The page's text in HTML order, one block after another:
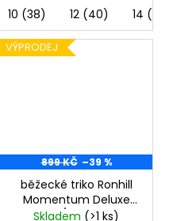
10 (38) 12 (40) 14 (42)
VÝPRODEJ
899 KČ –39 %
běžecké triko Ronhill
Momentum Deluxe
S/S Tee
Skladem (>1 ks)